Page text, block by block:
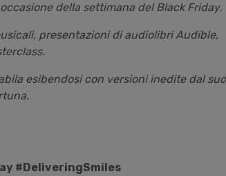
della settimana del Black Friday.
presentazioni di audiolibri Audible,
esibendosi con versioni inedite dal suo
.
#DeliveringSmiles